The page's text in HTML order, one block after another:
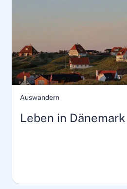
Auswandern
Leben in Dänemark